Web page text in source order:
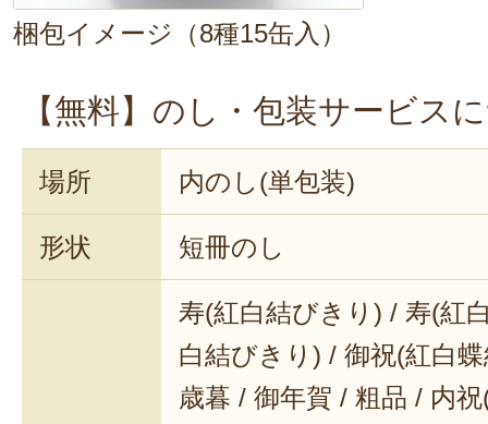
梱包イメージ（8種15缶入）
【無料】のし・包装サービス
場所 内のし(単包装)
形状 短冊のし
寿(紅白結びきり) / 寿(紅
白結びきり) / 御祝(紅白
歳暮 / 御年賀 / 粗品 / 内